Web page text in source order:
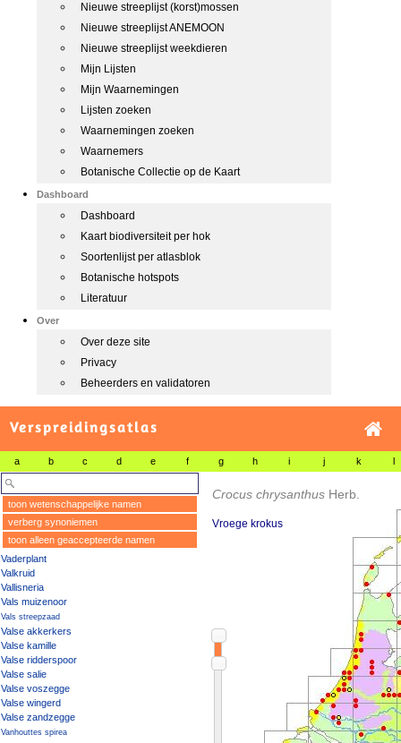
Nieuwe streeplijst (korst)mossen
Nieuwe streeplijst ANEMOON
Nieuwe streeplijst weekdieren
Mijn Lijsten
Mijn Waarnemingen
Lijsten zoeken
Waarnemingen zoeken
Waarnemers
Botanische Collectie op de Kaart
Dashboard
Dashboard
Kaart biodiversiteit per hok
Soortenlijst per atlasblok
Botanische hotspots
Literatuur
Over
Over deze site
Privacy
Beheerders en validatoren
Verspreidingsatlas
a b c d e f g h i j k l
toon wetenschappelijke namen
verberg synoniemen
toon alleen geaccepteerde namen
Vaderplant
Valkruid
Vallisneria
Vals muizenoor
Vals streepzaad
Valse akkerkers
Valse kamille
Valse ridderspoor
Valse salie
Valse voszegge
Valse wingerd
Valse zandzegge
Vanhouttes spirea
Crocus chrysanthus Herb.
Vroege krokus